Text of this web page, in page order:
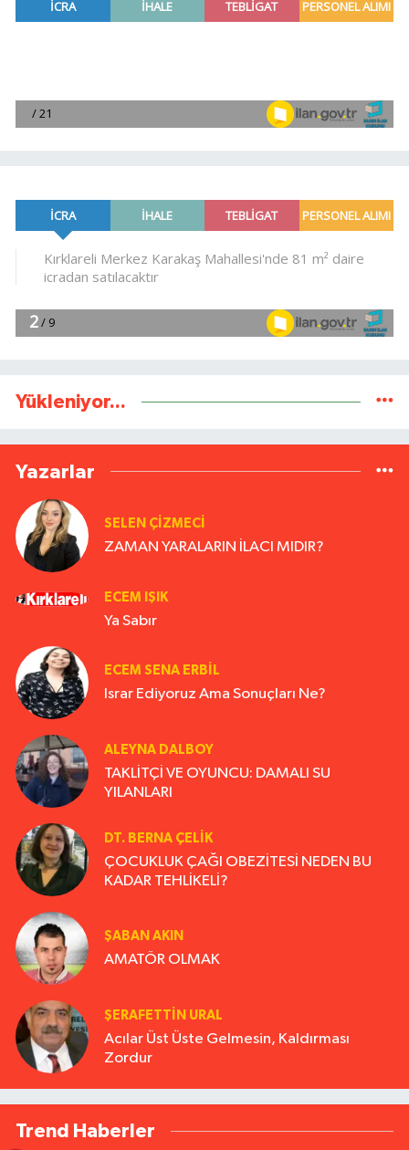
Yükleniyor...
Yazarlar
SELEN ÇİZMECİ
ZAMAN YARALARIN İLACI MIDIR?
ECEM IŞIK
Ya Sabır
ECEM SENA ERBIL
Israr Ediyoruz Ama Sonuçları Ne?
ALEYNA DALBOY
TAKLİTÇİ VE OYUNCU: DAMALI SU
YILANLARI
DT. BERNA ÇELIK
ÇOCUKLUK ÇAĞI OBEZİTESİ NEDEN BU
KADAR TEHLİKELİ?
ŞABAN AKIN
AMATÖR OLMAK
ŞERAFETTIN URAL
Acılar Üst Üste Gelmesin, Kaldırması
Zordur
Trend Haberler